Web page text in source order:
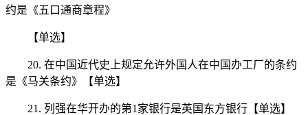
约是《五口通商章程》
【单选】
20. 在中国近代史上规定允许外国人在中国办工厂的条约
是《马关条约》【单选】
21. 列强在华开办的第1家银行是英国东方银行【单选】